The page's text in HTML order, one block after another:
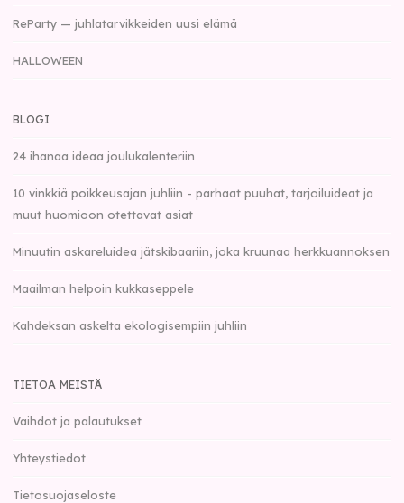
ReParty — juhlatarvikkeiden uusi elämä
HALLOWEEN
BLOGI
24 ihanaa ideaa joulukalenteriin
10 vinkkiä poikkeusajan juhliin - parhaat puuhat, tarjoiluideat ja
muut huomioon otettavat asiat
Minuutin askareluidea jätskibaariin, joka kruunaa herkkuannoksen
Maailman helpoin kukkaseppele
Kahdeksan askelta ekologisempiin juhliin
TIETOA MEISTÄ
Vaihdot ja palautukset
Yhteystiedot
Tietosuojaseloste